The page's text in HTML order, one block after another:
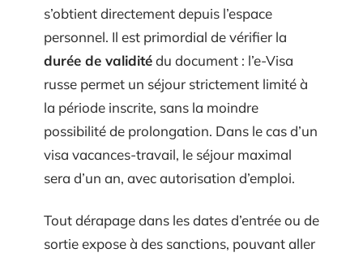
s’obtient directement depuis l’espace
personnel. Il est primordial de vérifier la
durée de validitédu document : l’e-Visa
russe permet un séjour strictement limité à
la période inscrite, sans la moindre
possibilité de prolongation. Dans le cas d’un
visa vacances-travail, le séjour maximal
sera d’un an, avec autorisation d’emploi.
Tout dérapage dans les dates d’entrée ou de
sortie expose à des sanctions, pouvant aller